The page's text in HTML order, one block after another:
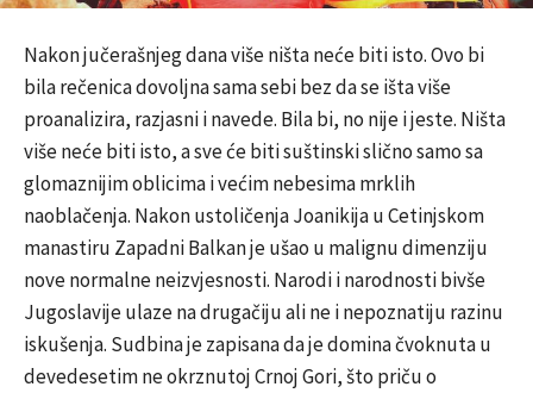
Nakon jučerašnjeg dana više ništa neće biti isto. Ovo bi
bila rečenica dovoljna sama sebi bez da se išta više
proanalizira, razjasni i navede. Bila bi, no nije i jeste. Ništa
više neće biti isto, a sve će biti suštinski slično samo sa
glomaznijim oblicima i većim nebesima mrklih
naoblačenja. Nakon ustoličenja Joanikija u Cetinjskom
manastiru Zapadni Balkan je ušao u malignu dimenziju
nove normalne neizvjesnosti. Narodi i narodnosti bivše
Jugoslavije ulaze na drugačiju ali ne i nepoznatiju razinu
iskušenja. Sudbina je zapisana da je domina čvoknuta u
devedesetim ne okrznutoj Crnoj Gori, što priču o